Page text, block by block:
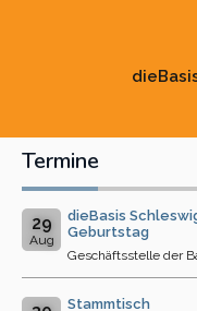
Termine
29
Aug
dieBasis
Geburtstag
Geschäftsstelle der
Stammtisch